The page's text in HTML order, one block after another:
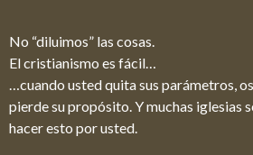
No “diluimos” las cosas.
El cristianismo es fácil…
…cuando usted quita sus parámetros,
pierde su propósito. Y muchas iglesias
hacer esto por usted.